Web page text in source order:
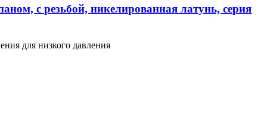
с резьбой, никелированная латунь, серия
для низкого давления